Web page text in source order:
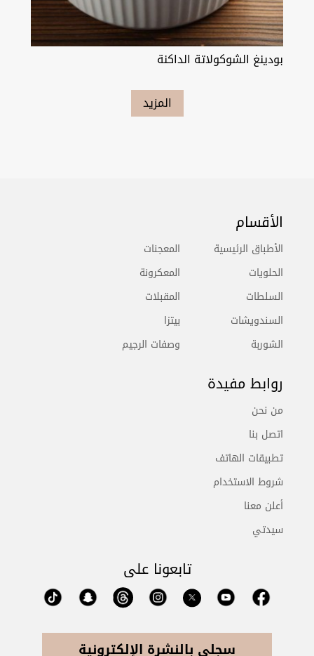
بودينغ الشوكولاتة الداكنة
المزيد
الأقسام
الأطباق الرئيسية
الحلويات
السلطات
السندويشات
الشوربة
المعجنات
المعكرونة
المقبلات
بيتزا
وصفات الرجيم
روابط مفيدة
من نحن
اتصل بنا
تطبيقات الهاتف
شروط الاستخدام
أعلن معنا
سيدتي
تابعونا على
سجلي بالنشرة الإلكترونية